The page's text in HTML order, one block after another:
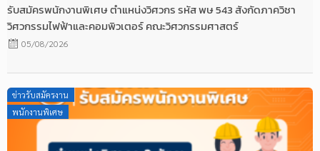
รับสมัครพนักงานพิเศษ ตำแหน่งวิศวกร รหัส พษ 543 สังกัดภาควิชา
วิศวกรรมไฟฟ้าและคอมพิวเตอร์ คณะวิศวกรรมศาสตร์
05/08/2026
ข่าวรับสมัครงาน
พนักงานพิเศษ
Posted
on